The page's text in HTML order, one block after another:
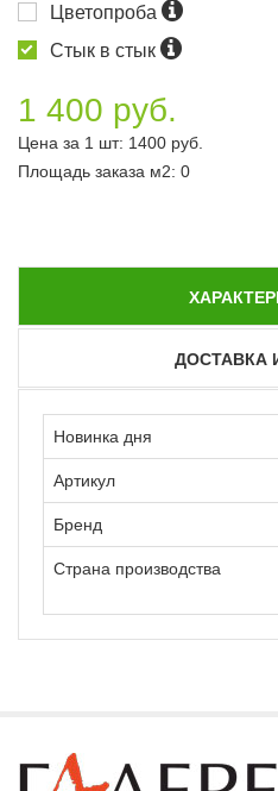
Цветопроба
Стык в стык
1 400 руб.
Цена за 1 шт: 1400 руб.
Площадь заказа м2: 0
ДОСТАВКА
Новинка дня
Артикул
Бренд
Страна производства